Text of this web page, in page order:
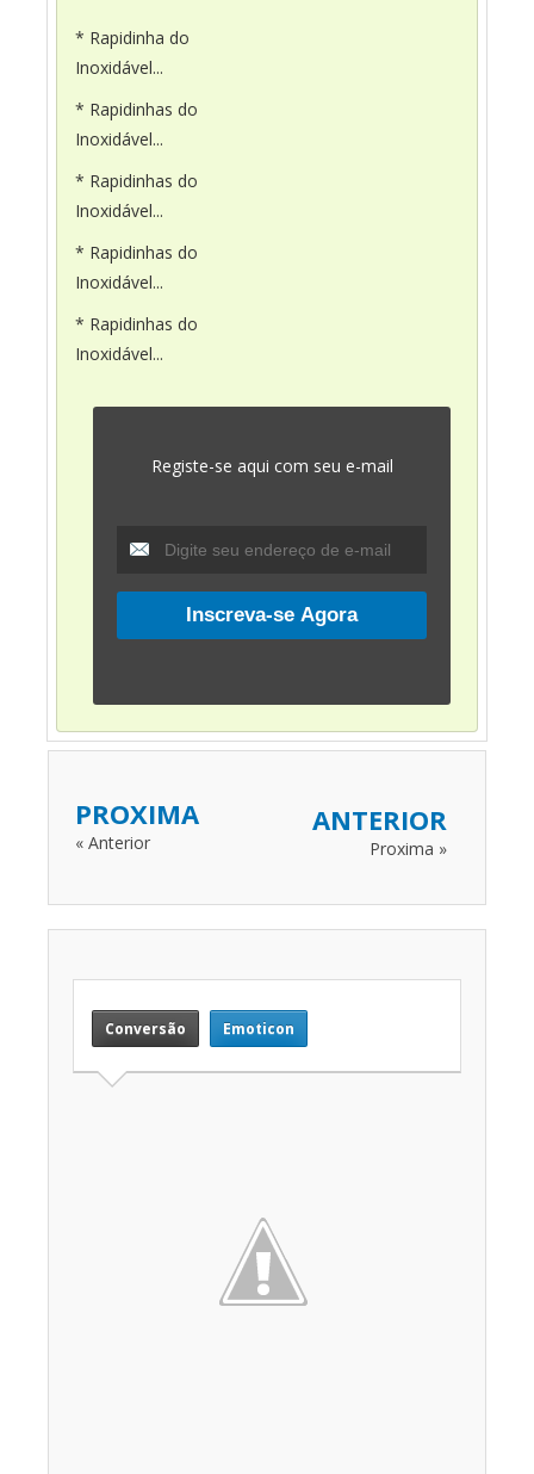
* Rapidinha do
Inoxidável...
* Rapidinhas do
Inoxidável...
* Rapidinhas do
Inoxidável...
* Rapidinhas do
Inoxidável...
* Rapidinhas do
Inoxidável...
Registe-se aqui com seu e-mail
PROXIMA
« Anterior
ANTERIOR
Proxima »
Conversão Emoticon